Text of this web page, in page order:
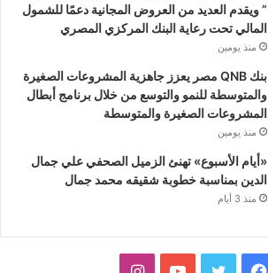
” ويقدم العديد من العروض المجانية دعمًا للشمول
المالي تحت رعاية البنك المركزي المصري
منذ يومين
بنك QNB مصر يعزز جاهزية المشروعات الصغيرة
والمتوسطة للنمو والتوسع من خلال برنامج أبطال
المشروعات الصغيرة والمتوسطة
منذ يومين
«أيام الأسبوع» تهنئ الزميل الصحفي علي جمال
الدين بمناسبة خطوبة شقيقه محمد جمال
منذ 3 أيام